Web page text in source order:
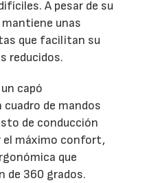
A pesar de su
unas
que facilitan su
reducidos.
capó
de mandos
de conducción
el máximo confort,
que
de 360 grados.